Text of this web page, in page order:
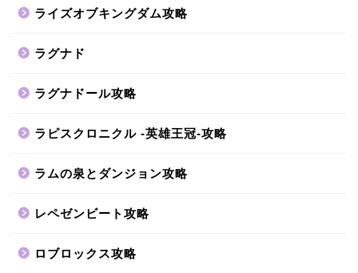
ライズオブキングダム攻略
ラグナド
ラグナドール攻略
ラピスクロニクル -英雄王冠-攻略
ラムの泉とダンジョン攻略
レペゼンビート攻略
ロブロックス攻略